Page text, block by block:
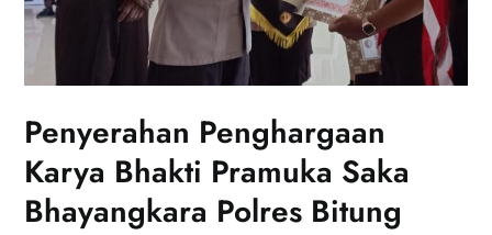
Penyerahan Penghargaan
Karya Bhakti Pramuka Saka
Bhayangkara Polres Bitung